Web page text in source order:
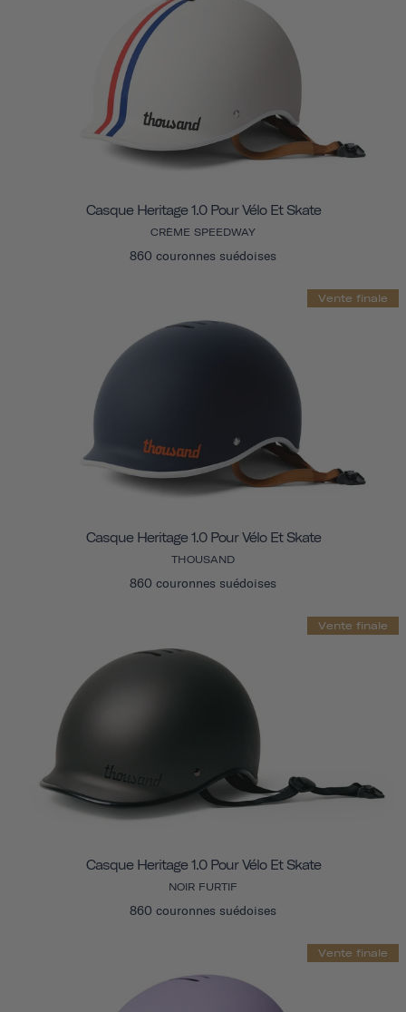
Casque Heritage 1.0 Pour Vélo Et Skate
CRÈME SPEEDWAY
860 couronnes suédoises
Vente finale
Casque Heritage 1.0 Pour Vélo Et Skate
THOUSAND
860 couronnes suédoises
Vente finale
Casque Heritage 1.0 Pour Vélo Et Skate
NOIR FURTIF
860 couronnes suédoises
Vente finale